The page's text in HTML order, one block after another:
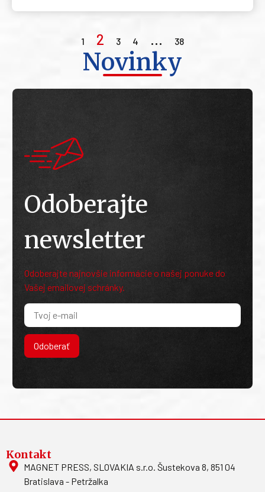
1 2 3 4 … 38
Novinky
Odoberajte
newsletter
Odoberajte najnovšie informácie o našej ponuke do
Vašej emailovej schránky.
Odoberať
Kontakt
MAGNET PRESS, SLOVAKIA s.r.o. Šustekova 8, 851 04
Bratislava - Petržalka